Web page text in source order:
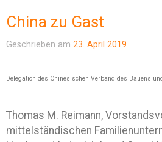
China zu Gast
Geschrieben am 23. April 2019
Delegation des Chinesischen Verband des Bauens
Thomas M. Reimann,
mittelständischen